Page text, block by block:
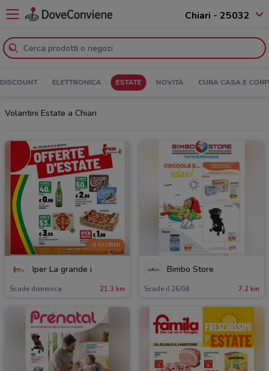
Chiari - 25032
DISCOUNT ELETTRONICA ESTATE NOVITÀ CURA CASA E
Volantini Estate a Chiari
-3 GIORNI
Iper La grande i
Scade domenica 21.3 km
Bimbo Store
Scade il 26/08 7.2 km